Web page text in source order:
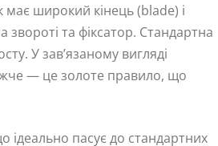
має широкий кінець (blade) і
та фіксатор. Стандартна
У зав’язаному вигляді
— це золоте правило, що
пасує до стандартних